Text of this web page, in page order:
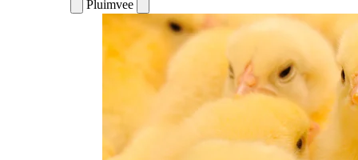
Pluimvee